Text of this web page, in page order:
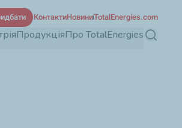
ПродукціяПро TotalEnergies Пошук
КонтактиНовиниTotalEnergies.com